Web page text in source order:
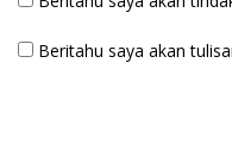
Beritahu saya akan